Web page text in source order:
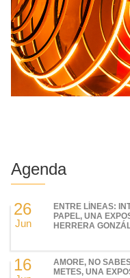
Agenda
26
Jun
ENTRE LÍNEAS:
PAPEL, UNA
HERRERA
16
AMORE, NO
METES, UNA